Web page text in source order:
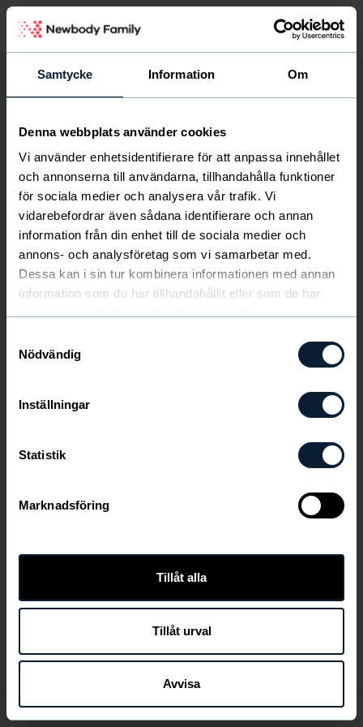
Samtycke Information Om
Denna webbplats använder cookies
Vi använder enhetsidentifierare för att anpassa innehållet
och annonserna till användarna, tillhandahålla funktioner
för sociala medier och analysera vår trafik. Vi
vidarebefordrar även sådana identifierare och annan
information från din enhet till de sociala medier och
annons- och analysföretag som vi samarbetar med.
Dessa kan i sin tur kombinera informationen med annan
information som du har tillhandahållit eller som de har
Nödvändig
Inställningar
Statistik
Marknadsföring
Tillåt alla
Tillåt urval
Avvisa
Välkommen Newbody
Den här länken är ej aktiv längre
TILLBAKA
Newbody Family Portal